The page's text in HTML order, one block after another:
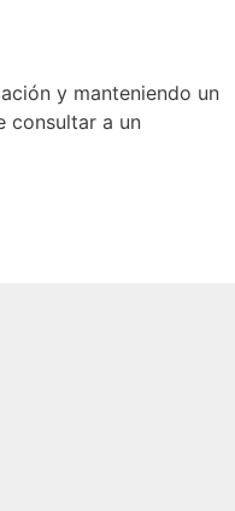
y manteniendo un
consultar a un